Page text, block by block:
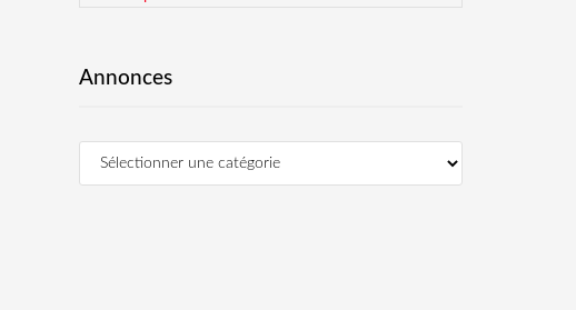
Annonces